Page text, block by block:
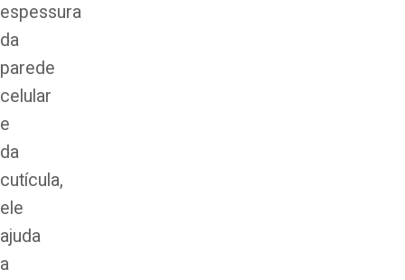
espessura
da
parede
celular
e
da
cutícula,
ele
ajuda
a